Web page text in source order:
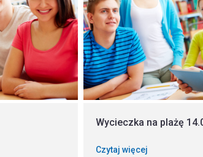
Wycieczka na plażę
Czytaj więcej